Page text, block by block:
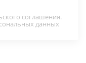
соглашения.
данных